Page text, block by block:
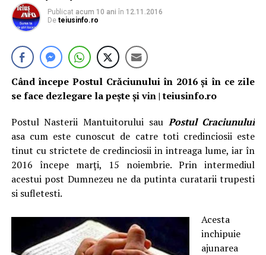
Publicat acum 10 ani în 12.11.2016
De teiusinfo.ro
Când începe Postul Crăciunului în 2016 și în ce zile
se face dezlegare la pește și vin | teiusinfo.ro
Postul Nasterii Mantuitorului sau Postul Craciunului
asa cum este cunoscut de catre toti credinciosii este
tinut cu strictete de credinciosii in intreaga lume, iar în
2016 începe marți, 15 noiembrie. Prin intermediul
acestui post Dumnezeu ne da putinta curatarii trupesti
si sufletesti.
Acesta
inchipuie
ajunarea